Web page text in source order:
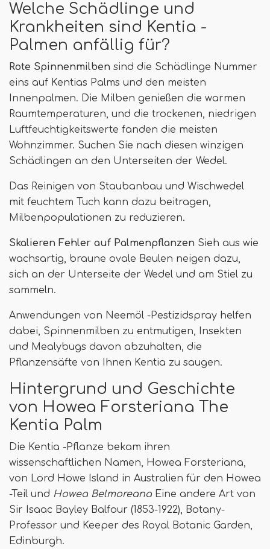
Welche Schädlinge und
Krankheiten sind Kentia -
Palmen anfällig für?
Rote Spinnenmilben sind die Schädlinge Nummer
eins auf Kentias Palms und den meisten
Innenpalmen. Die Milben genießen die warmen
Raumtemperaturen, und die trockenen, niedrigen
Luftfeuchtigkeitswerte fanden die meisten
Wohnzimmer. Suchen Sie nach diesen winzigen
Schädlingen an den Unterseiten der Wedel.
Das Reinigen von Staubanbau und Wischwedel
mit feuchtem Tuch kann dazu beitragen,
Milbenpopulationen zu reduzieren.
Skalieren Fehler auf Palmenpflanzen Sieh aus wie
wachsartig, braune ovale Beulen neigen dazu,
sich an der Unterseite der Wedel und am Stiel zu
sammeln.
Anwendungen von Neemöl -Pestizidspray helfen
dabei, Spinnenmilben zu entmutigen, Insekten
und Mealybugs davon abzuhalten, die
Pflanzensäfte von Ihnen Kentia zu saugen.
Hintergrund und Geschichte
von Howea Forsteriana The
Kentia Palm
Die Kentia -Pflanze bekam ihren
wissenschaftlichen Namen, Howea Forsteriana,
von Lord Howe Island in Australien für den Howea
-Teil und Howea Belmoreana Eine andere Art von
Sir Isaac Bayley Balfour (1853-1922), Botany-
Professor und Keeper des Royal Botanic Garden,
Edinburgh.